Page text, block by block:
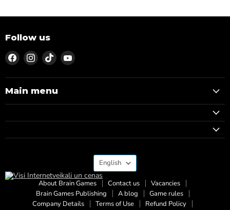
Follow us
Find
us
on
Facebook
Find
us
on
Instagram
Find
us
on
TikTok
Find
on
Main menu
Language
English
About Brain Games Contact us
Vacancies
Brain Games Publishing
A blog
Game rules
Company Details
Terms of Use
Refund Policy